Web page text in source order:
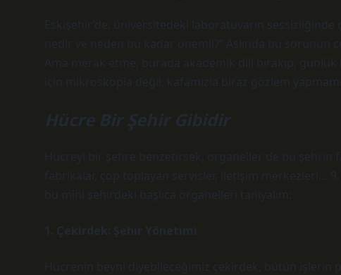
Eskişehir’de, üniversitedeki laboratuvarın sessizliğinde
nedir ve neden bu kadar önemli?” Aslında bu sorunun
Ama merak etme, burada akademik dili bırakıp,
için mikroskopla değil, kafamızla biraz gözlem
Hücre Bir Şehir Gibidir
Hücreyi bir şehre benzetirsek, organeller de bu şehrin
fabrikalar, çöp toplayan servisler, iletişim merkezleri…
bu mini şehirdeki başlıca organelleri tanıyalım:
1. Çekirdek: Şehir Yönetimi
Hücrenin beyni diyebileceğimiz çekirdek, bütün işlerin